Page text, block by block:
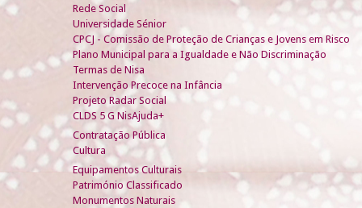
Rede Social
Universidade Sénior
CPCJ - Comissão de Proteção de Crianças e Jovens em Risco
Plano Municipal para a Igualdade e Não Discriminação
Termas de Nisa
Intervenção Precoce na Infância
Projeto Radar Social
CLDS 5 G NisAjuda+
Contratação Pública
Cultura
Equipamentos Culturais
Património Classificado
Monumentos Naturais